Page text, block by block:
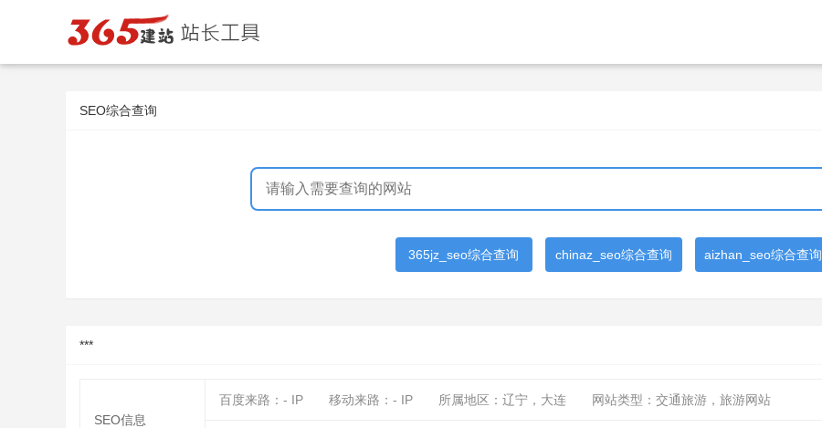
SEO综合查询
365jz_seo综合查询 chinaz_seo综合查询 aizhan_seo综合查询
***
SEO信息
百度来路： - IP 移动来路： - IP 所属地区：辽宁，大连 网站类型：交通旅游，旅游网站